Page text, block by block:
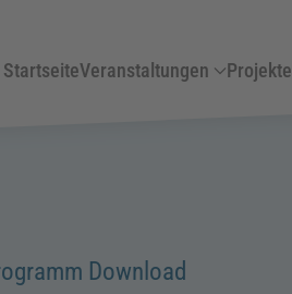
StartseiteVeranstaltungen Projekte
Download